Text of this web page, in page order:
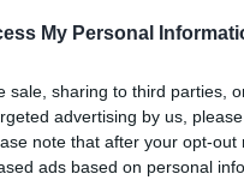
My Personal
sale, sharing to third parties,
advertising by us,
note that after your opt-
ads based on personal
all'interno del